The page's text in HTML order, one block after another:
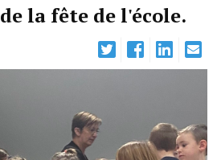
la fête de l'école.